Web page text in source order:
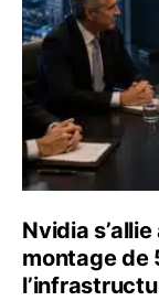
Nvidia
montage de